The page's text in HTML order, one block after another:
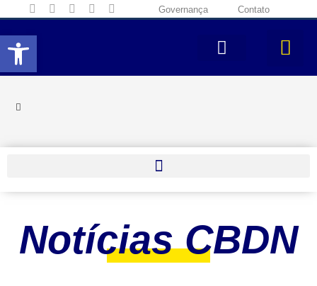
Abrir a barra de ferramentas
Governança Contato
Notícias CBDN